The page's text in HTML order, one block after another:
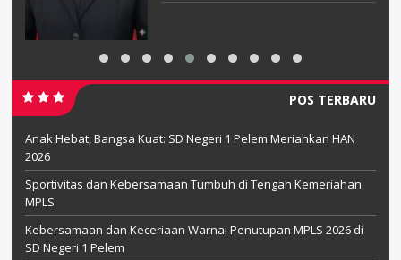
POS TERBARU
Anak Hebat, Bangsa Kuat: SD Negeri 1 Pelem Meriahkan HAN
2026
Sportivitas dan Kebersamaan Tumbuh di Tengah Kemeriahan
MPLS
Kebersamaan dan Keceriaan Warnai Penutupan MPLS 2026 di
SD Negeri 1 Pelem